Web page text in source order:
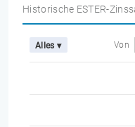
Historische ESTER-
Alles ▾ Von